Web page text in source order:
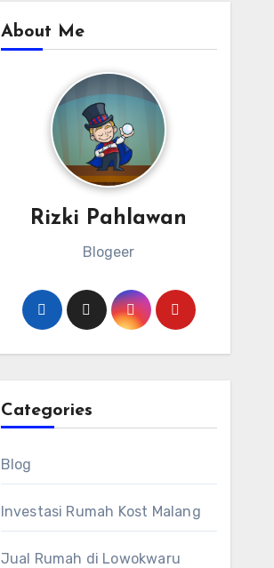
About Me
Rizki Pahlawan
Blogeer
Categories
Blog
Investasi Rumah Kost Malang
Jual Rumah di Lowokwaru